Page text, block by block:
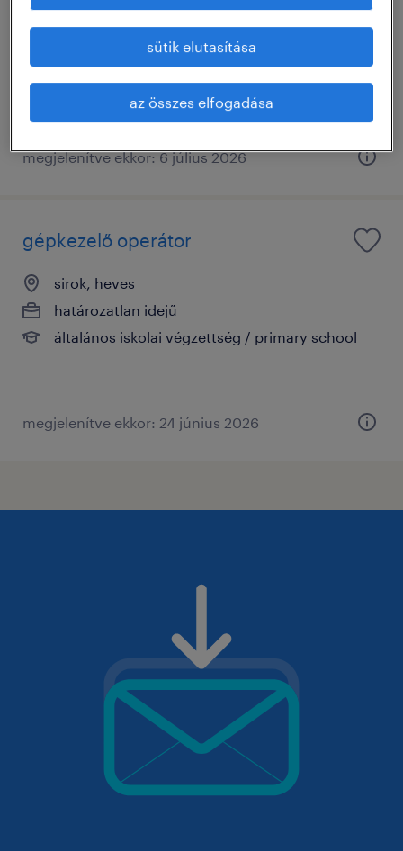
határozatlan idejű
szakiskolai végzettség / technical school
megjelenítve ekkor: 6 július 2026
gépkezelő operátor
sirok, heves
határozatlan idejű
általános iskolai végzettség / primary school
megjelenítve ekkor: 24 június 2026
sütik elutasítása
az összes elfogadása